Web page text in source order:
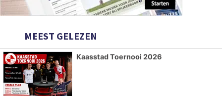
MEEST GELEZEN
Kaasstad Toernooi 2026